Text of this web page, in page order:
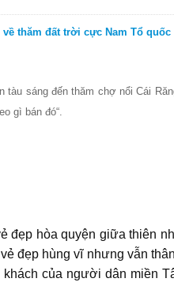
thăm đất trời cực Nam Tổ quốc
sáng đến thăm chợ nổi Cái
gì bán đó“.
đẹp hòa quyện giữa thiên
đẹp hùng vĩ nhưng vẫn
của người dân miền